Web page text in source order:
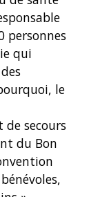
personnes
qui
le
de secours
du Bon